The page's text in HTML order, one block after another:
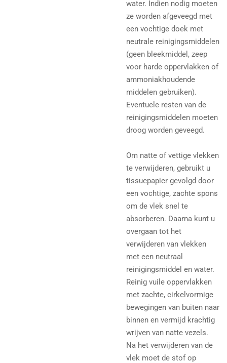
water. Indien nodig moeten
ze worden afgeveegd met
een vochtige doek met
neutrale reinigingsmiddelen
(geen bleekmiddel, zeep
voor harde oppervlakken of
ammoniakhoudende
middelen gebruiken).
Eventuele resten van de
reinigingsmiddelen moeten
droog worden geveegd.
Om natte of vettige vlekken
te verwijderen, gebruikt u
tissuepapier gevolgd door
een vochtige, zachte spons
om de vlek snel te
absorberen. Daarna kunt u
overgaan tot het
verwijderen van vlekken
met een neutraal
reinigingsmiddel en water.
Reinig vuile oppervlakken
met zachte, cirkelvormige
bewegingen van buiten naar
binnen en vermijd krachtig
wrijven van natte vezels.
Na het verwijderen van de
vlek moet de stof op